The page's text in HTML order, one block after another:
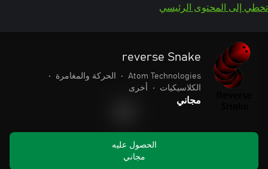
تخطي إلى المحتوى الرئيسي
reverse Snake
Atom Technologies
• الحركة والمغامرة
•
الكلاسيكيات
• أخرى
مجاني
الحصول عليه
مجاني